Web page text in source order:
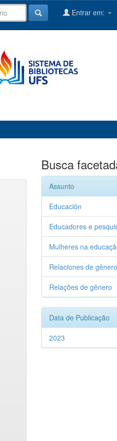
Entrar em:
Busca
Assunto
Educación
Educadores e
Mulheres na
Relaciones de gênero
Relações de gênero
Data de Publicação
2023